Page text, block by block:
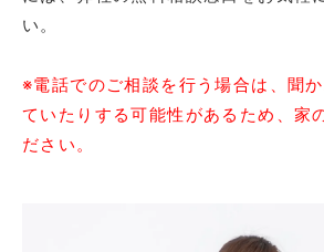
い。
※電話でのご相談を行う場合は、聞
ていたりする可能性があるため、家
ださい。